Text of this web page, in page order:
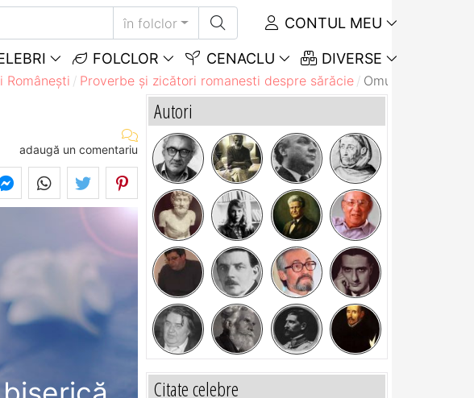
în folclor CONTUL MEU
FOLCLOR CENACLU DIVERSE
Româneşti Proverbe și zicători romanesti despre sărăcie Omului sărac i
adaugă un comentariu
Autori
Citate celebre